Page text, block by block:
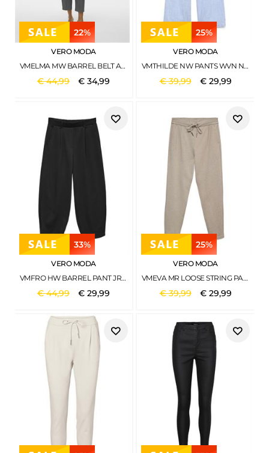
22%
VERO MODA
VMELMA MW BARREL BELT ANKLE PANT NOOS MEDIUM GREY MELANGE
€44,99 € 34,99
25%
VERO MODA
VMTHILDE NW PANTS WVN NOOS ALLURE
€39,99 € 29,99
33%
VERO MODA
VMFRO HW BARREL PANT JRS GA BLACK
€44,99 € 29,99
25%
VERO MODA
VMEVA MR LOOSE STRING PANT GA NOOS FOSSIL
€39,99 € 29,99